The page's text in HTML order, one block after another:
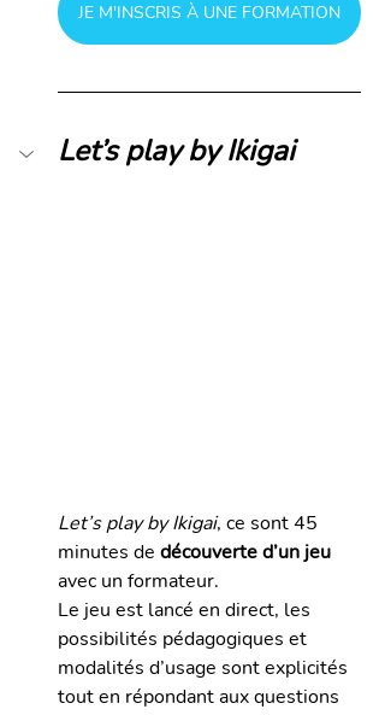
JE M'INSCRIS À UNE FORMATION
Let’s play by Ikigai
Let’s play by Ikigai, ce sont 45
minutes de découverte d’un jeu
avec un formateur.
Le jeu est lancé en direct, les
possibilités pédagogiques et
modalités d’usage sont explicités
tout en répondant aux questions